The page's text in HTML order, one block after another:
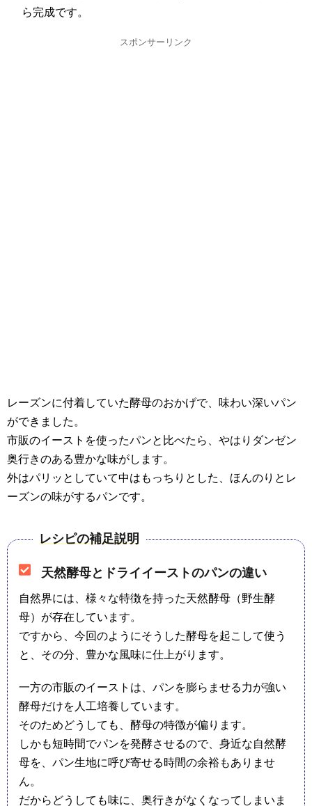
ら完成です。
スポンサーリンク
レーズンに付着していた酵母のおかげで、味わい深いパン
ができました。
市販のイーストを使ったパンと比べたら、やはりダンゼン
奥行きのある豊かな味がします。
外はパリッとしていて中はもっちりとした、ほんのりとレ
ーズンの味がするパンです。
レシピの補足説明
天然酵母とドライイーストのパンの違い
自然界には、様々な特徴を持った天然酵母（野生酵
母）が存在しています。
ですから、今回のようにそうした酵母を起こして使う
と、その分、豊かな風味に仕上がります。
一方の市販のイーストは、パンを膨らませる力が強い
酵母だけを人工培養しています。
そのためどうしても、酵母の特徴が偏ります。
しかも短時間でパンを発酵させるので、身近な自然酵
母を、パン生地に呼び寄せる時間の余裕もありませ
ん。
だからどうしても味に、奥行きがなくなってしまいま